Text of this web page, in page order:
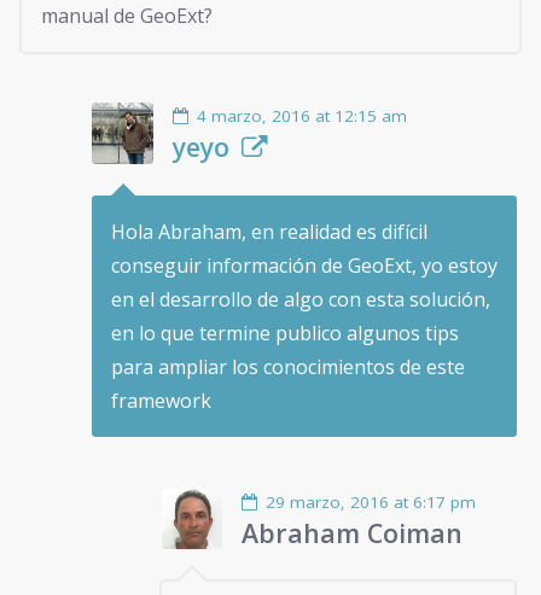
manual de GeoExt?
4 marzo, 2016 at 12:15 am
yeyo
Hola Abraham, en realidad es difícil
conseguir información de GeoExt, yo estoy
en el desarrollo de algo con esta solución,
en lo que termine publico algunos tips
para ampliar los conocimientos de este
framework
29 marzo, 2016 at 6:17 pm
Abraham Coiman